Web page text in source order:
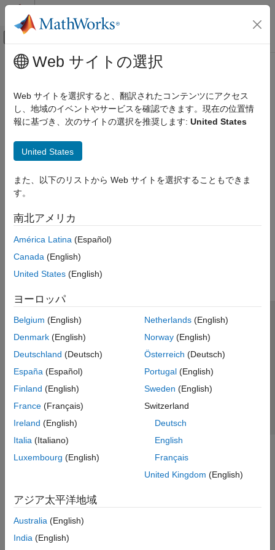
コンテンツへスキップ
オフキャンバス ナビゲーション メ
ドキュメンテーションのホーム
メインコンテンツ
Web サイトの選択
Web サイトを選択すると、翻訳されたコンテンツにアクセス
し、地域のイベントやサービスを確認できます。現在の位置情
報に基づき、次のサイトの選択を推奨します: United States
United States
また、以下のリストから Web サイトを選択することもできま
す。
南北アメリカ
América Latina (Español)
Canada (English)
United States (English)
ヨーロッパ
Belgium (English)
Denmark (English)
Deutschland (Deutsch)
España (Español)
Finland (English)
France (Français)
Ireland (English)
Italia (Italiano)
Luxembourg (English)
Netherlands(English)
Norway(English)
Österreich (Deutsch)
Portugal(English)
Sweden (English)
Switzerland
Deutsch
English
Français
United Kingdom (English)
アジア太平洋地域
Australia (English)
India (English)
トラストセンター
プライバシー ポリシー
違法コピー防止
アプリケーション ステータス
© 1994-2026 The MathWorks, Inc.